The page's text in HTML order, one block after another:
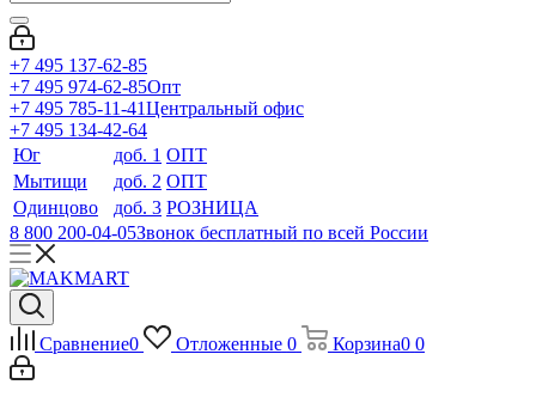
+7 495 137-62-85
+7 495 974-62-85Опт
+7 495 785-11-41Центральный офис
+7 495 134-42-64
Юг
доб. 1 ОПТ
Мытищи
доб. 2 ОПТ
Одинцово
доб. 3 РОЗНИЦА
8 800 200-04-05Звонок бесплатный по всей России
Сравнение0 Отложенные 0 Корзина0 0